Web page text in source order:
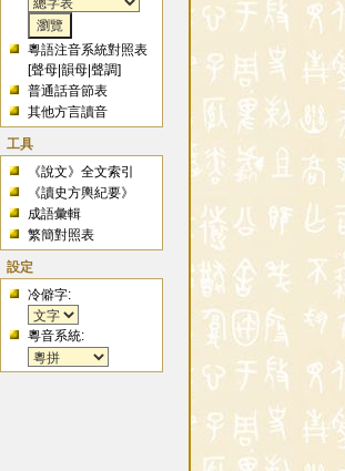
粵語注音系統對照表
[聲母 |韻母 |聲調]
普通話音節表
其他方言讀音
工具
《說文》全文索引
《讀史方輿紀要》
成語彙輯
繁簡對照表
設定
冷僻字:
粵音系統: